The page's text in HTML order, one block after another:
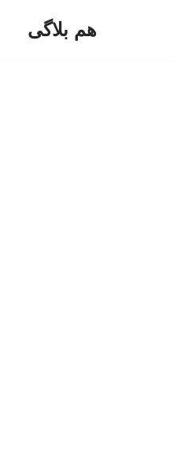
هم بلاگی